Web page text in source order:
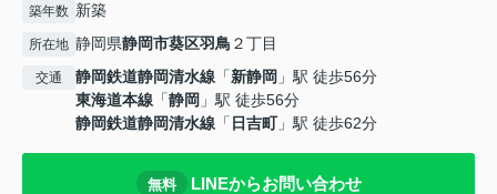
築年数 新築
所在地 静岡県静岡市葵区羽鳥 ２丁目
交通 静岡鉄道静岡清水線 「新静岡 」駅 徒歩56分
東海道本線 「静岡 」駅 徒歩56分
静岡鉄道静岡清水線 「 日吉町」駅 徒歩62分
無料 LINEからお問い合わせ